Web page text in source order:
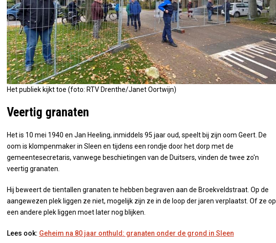
Het publiek kijkt toe (foto: RTV Drenthe/Janet Oortwijn)
Veertig granaten
Het is 10 mei 1940 en Jan Heeling, inmiddels 95 jaar oud, speelt bij zijn oom Geert. De
oom is klompenmaker in Sleen en tijdens een rondje door het dorp met de
gemeentesecretaris, vanwege beschietingen van de Duitsers, vinden de twee zo'n
veertig granaten.
Hij beweert de tientallen granaten te hebben begraven aan de Broekveldstraat. Op de
aangewezen plek liggen ze niet, mogelijk zijn ze in de loop der jaren verplaatst. Of ze op
een andere plek liggen moet later nog blijken.
Lees ook: Geheim na 80 jaar onthuld: granaten onder de grond in Sleen